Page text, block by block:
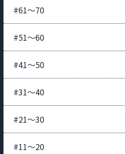
#61〜70
#51〜60
#41〜50
#31〜40
#21〜30
#11〜20